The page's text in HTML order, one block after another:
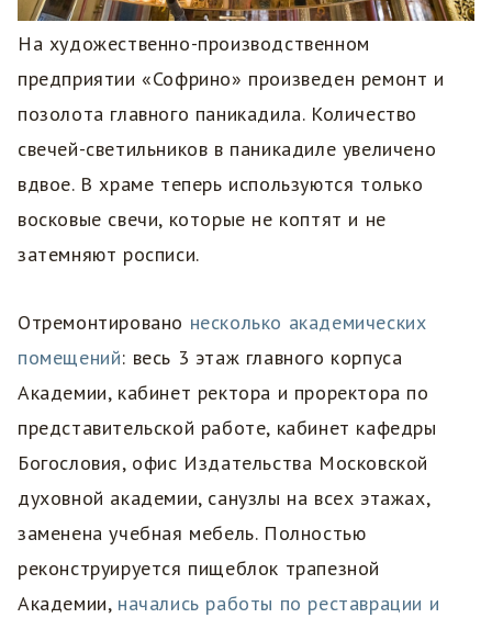
На художественно-производственном
предприятии «Софрино» произведен ремонт и
позолота главного паникадила. Количество
свечей-светильников в паникадиле увеличено
вдвое. В храме теперь используются только
восковые свечи, которые не коптят и не
затемняют росписи.
Отремонтировано несколько академических
помещений: весь 3 этаж главного корпуса
Академии, кабинет ректора и проректора по
представительской работе, кабинет кафедры
Богословия, офис Издательства Московской
духовной академии, санузлы на всех этажах,
заменена учебная мебель. Полностью
реконструируется пищеблок трапезной
Академии, начались работы по реставрации и